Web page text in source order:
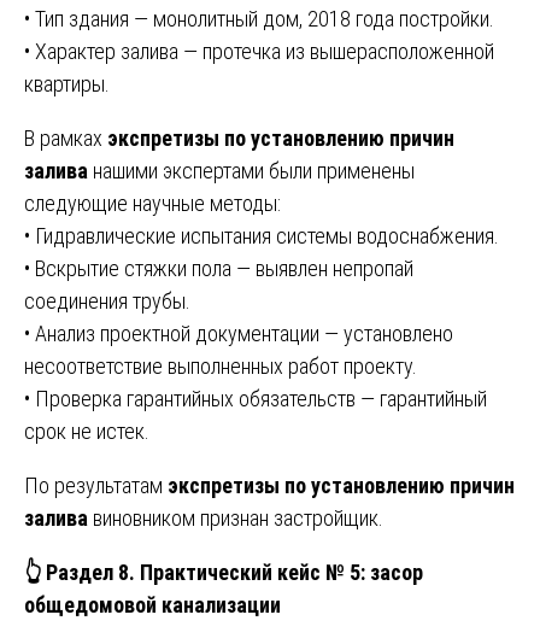
• Тип здания — монолитный дом, 2018 года постройки.
• Характер залива — протечка из вышерасположенной
квартиры.
В рамках экспретизы по установлению причин
залива нашими экспертами были применены
следующие научные методы:
• Гидравлические испытания системы водоснабжения.
• Вскрытие стяжки пола — выявлен непропай
соединения трубы.
• Анализ проектной документации — установлено
несоответствие выполненных работ проекту.
• Проверка гарантийных обязательств — гарантийный
срок не истек.
По результатам экспретизы по установлению причин
залива виновником признан застройщик.
👆 Раздел 8. Практический кейс № 5: засор
общедомовой канализации